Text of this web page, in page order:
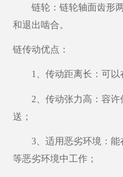
链轮：链轮轴面齿形
和退出啮合。
链传动优点 ：
1、传动距离长：可
2、传动张力高：容
送 ；
3、适用恶劣环境：
等恶劣环境中工作 ；